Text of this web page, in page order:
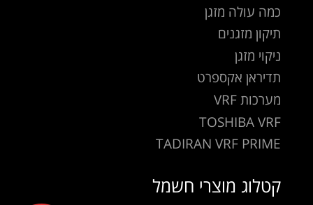
כמה עולה מזגן
תיקון מזגנים
ניקוי מזגן
תדיראן אקספרט
מערכות VRF
TOSHIBA VRF
TADIRAN VRF PRIME
קטלוג מוצרי חשמל